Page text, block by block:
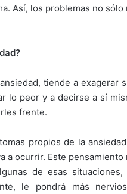
Así, los problemas no
tiende a exagerar
lo peor y a decirse a sí
frente.
propios de la
a ocurrir. Este
de esas
le pondrá más